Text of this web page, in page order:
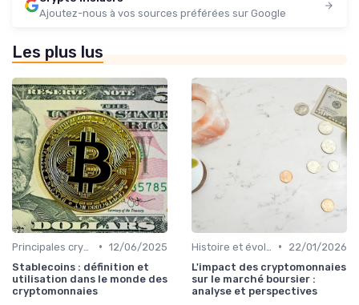
Ajoutez-nous à vos sources préférées sur Google
Les plus lus
• 12/06/2025
Stablecoins : définition et
utilisation dans le monde des
cryptomonnaies
•
22/01/2026
L'impact des cryptomonnaies
sur le marché boursier :
analyse et perspectives